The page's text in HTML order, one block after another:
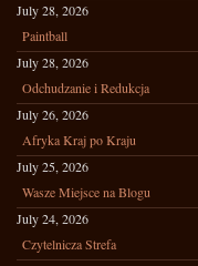
July 28, 2026
Paintball
July 28, 2026
Odchudzanie i Redukcja
July 26, 2026
Afryka Kraj po Kraju
July 25, 2026
Wasze Miejsce na Blogu
July 24, 2026
Czytelnicza Strefa